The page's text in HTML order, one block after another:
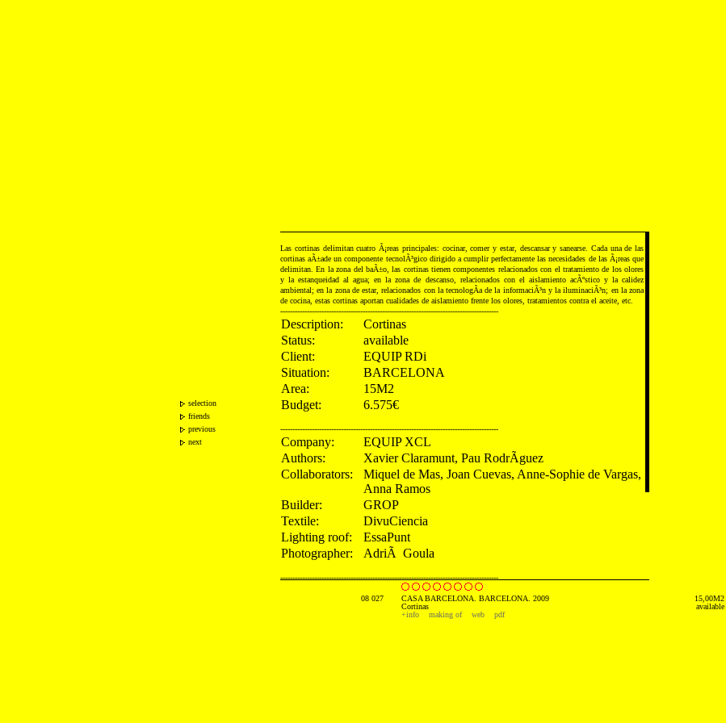
selection
friends
previous
next
Las cortinas delimitan cuatro Ã¡reas principales: cocinar, comer y estar, descansar y sanearse. Cada una de las
cortinas aÃ±ade un componente tecnolÃ³gico dirigido a cumplir perfectamente las necesidades de las Ã¡reas que
delimitan. En la zona del baÃ±o, las cortinas tienen componentes relacionados con el tratamiento de los olores
y la estanqueidad al agua; en la zona de descanso, relacionados con el aislamiento acÃºstico y la calidez
ambiental; en la zona de estar, relacionados con la tecnologÃ­a de la informaciÃ³n y la iluminaciÃ³n; en la zona
de cocina, estas cortinas aportan cualidades de aislamiento frente los olores, tratamientos contra el aceite, etc.
------------------------------------------------------------------------------------------
Description:
Cortinas
Status:
available
Client:
EQUIP RDi
Situation:
BARCELONA
Area:
15M2
Budget:
6.575€
------------------------------------------------------------------------------------------
Company:
EQUIP XCL
Authors:
Xavier Claramunt, Pau RodrÃ­guez
Collaborators:
Miquel de Mas, Joan Cuevas, Anne-Sophie de Vargas,
Anna Ramos
Builder:
GROP
Textile:
DivuCiencia
Lighting roof:
EssaPunt
Photographer:
AdriÃ Goula
------------------------------------------------------------------------------------------
2009. Magazine. On DiseÃ±o. Spain
08 027
CASA BARCELONA. BARCELONA. 2009
Cortinas
+info
making of web pdf
15,00M2
available